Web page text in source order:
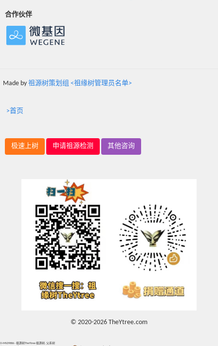
合作伙伴
Made by 祖源树策划组 <祖缘树管理员名单>
>首页
极速上树 申请祖源检测 其他咨询
© 2020-2026 TheYtree.com
O-MV29886 - 祖源树TheYtree 祖源树, 父系树